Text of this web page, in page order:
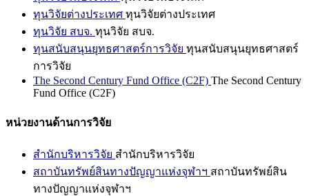
ทุนวิจัยต่างประเทศ ทุนวิจัยต่างประเทศ
ทุนวิจัย สบจ. ทุนวิจัย สบจ.
ทุนสนับสนุนยุทธศาสตร์การวิจัย ทุนสนับสนุนยุทธศาสตร์
การวิจัย
The Second Century Fund Office (C2F) The Second Century
Fund Office (C2F)
หน่วยงานด้านการวิจัย
สำนักบริหารวิจัย สำนักบริหารวิจัย
สถาบันทรัพย์สินทางปัญญาแห่งจุฬาฯ สถาบันทรัพย์สิน
ทางปัญญาแห่งจุฬาฯ